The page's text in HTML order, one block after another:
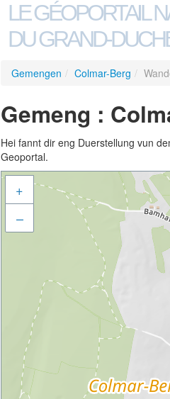
LE GÉOPORTAIL
DU GRAND-
Gemengen / Colmar-Berg /
Gemeng :
Hei fannt dir eng Duerstellung vun
Geoportal.
+
–